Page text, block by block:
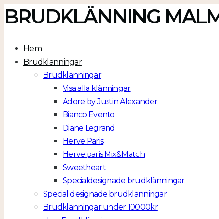
BRUDKLÄNNING
Hem
Brudklänningar
Brudklänningar
Visa alla klänningar
Adore by Justin Alexander
Bianco Evento
Diane Legrand
Herve Paris
Herve paris Mix&Match
Sweetheart
Specialdesignade brudklänningar
Special designade brudklänningar
Brudklänningar under 10000kr